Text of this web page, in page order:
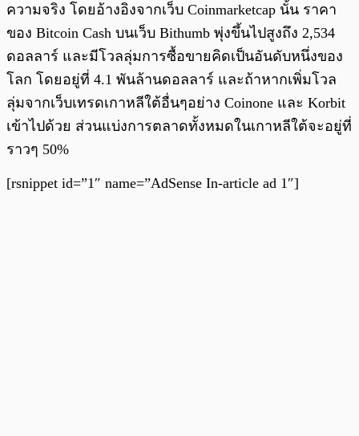
ความจริง โดยอ้างอิงจากเว็บ Coinmarketcap นั้น ราคา
ของ Bitcoin Cash บนเว็บ Bithumb พุ่งขึ้นไปสูงถึง 2,534
ดอลลาร์ และมีโวลลุ่มการซื้อขายคิดเป็นอันดับหนึ่งของ
โลก โดยอยู่ที่ 4.1 พันล้านดอลลาร์ และถ้าหากเพิ่มโวล
ลุ่มจากเว็บเทรดเกาหลีใต้อื่นๆอย่าง Coinone และ Korbit
เข้าไปด้วย ส่วนแบ่งการตลาดทั้งหมดในเกาหลีใต้จะอยู่ที่
ราวๆ 50%
[rsnippet id=”1″ name=”AdSense In-article ad 1″]